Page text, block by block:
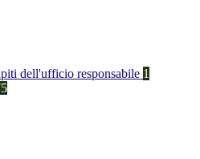
dell'ufficio responsabile 1